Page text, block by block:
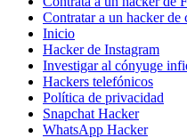
Contratar a un hacker de
Inicio
Hacker de Instagram
Investigar al cónyuge
Hackers telefónicos
Política de privacidad
Snapchat Hacker
WhatsApp Hacker